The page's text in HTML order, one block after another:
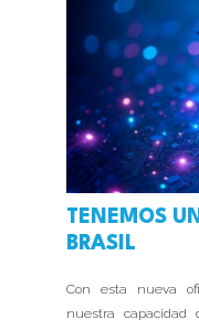
TENEMOS
BRASIL
Con esta nueva
nuestra capacidad